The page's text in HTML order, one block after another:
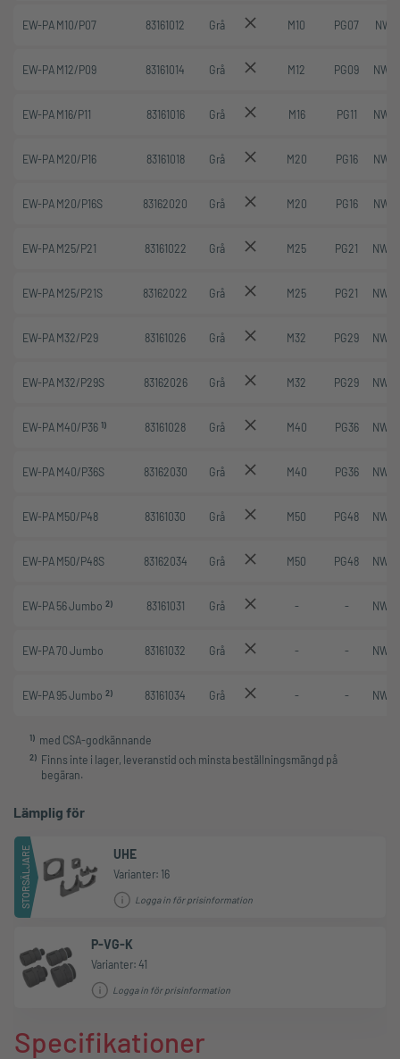
EW-PA M10/P07 83161012 Grå M10 PG07 NW 7
EW-PA M12/P09 83161014 Grå M12 PG09 NW
EW-PA M16/P11 83161016 Grå M16 PG11 NW
EW-PA M20/P16 83161018 Grå M20 PG16 NW 17
EW-PA M20/P16S 83162020 Grå M20 PG16 NW 17
EW-PA M25/P21 83161022 Grå M25 PG21 NW
EW-PA M25/P21S 83162022 Grå M25 PG21 NW
EW-PA M32/P29 83161026 Grå M32 PG29 NW
EW-PA M32/P29S 83162026 Grå M32 PG29 NW
EW-PA M40/P36 1) 83161028 Grå M40 PG36 NW
EW-PA M40/P36S 83162030 Grå M40 PG36 NW
EW-PA M50/P48 83161030 Grå M50 PG48 NW
EW-PA M50/P48S 83162034 Grå M50 PG48 NW
EW-PA 56 Jumbo 2) 83161031 Grå - - NW
EW-PA 70 Jumbo 83161032 Grå - - NW
EW-PA 95 Jumbo 2) 83161034 Grå - - NW
1) med CSA-godkännande
2)
Finns inte i lager, leveranstid och minsta beställningsmängd på
begäran.
Lämplig för
STORSÄLJARE UHE
Varianter: 16
Logga in för prisinformation
P-VG-K
Varianter: 41
Logga in för prisinformation
Specifikationer